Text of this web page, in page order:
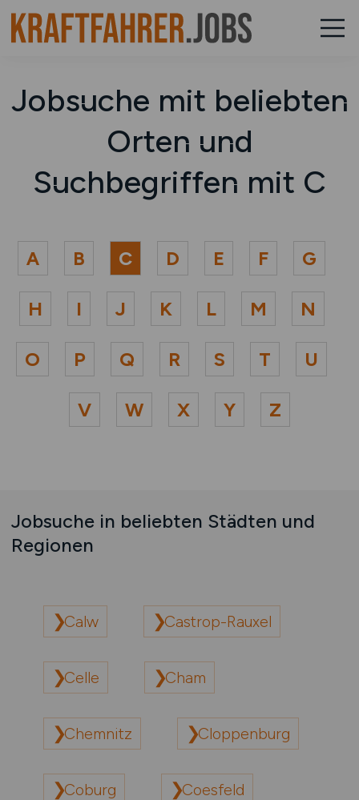
Jobsuche mit beliebten
Orten und
Suchbegriffen mit C
A B C D E F G
H I J K L M N
O P Q R S T U
V W X Y Z
Jobsuche in beliebten Städten und
Regionen
Calw Castrop-Rauxel
Celle Cham
Chemnitz Cloppenburg
Coburg Coesfeld